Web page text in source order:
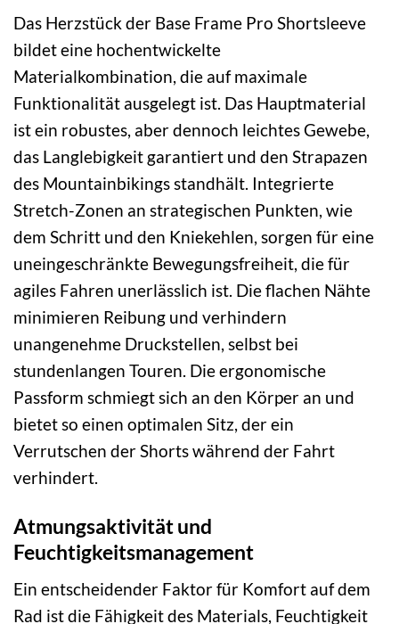
Das Herzstück der Base Frame Pro Shortsleeve
bildet eine hochentwickelte
Materialkombination, die auf maximale
Funktionalität ausgelegt ist. Das Hauptmaterial
ist ein robustes, aber dennoch leichtes Gewebe,
das Langlebigkeit garantiert und den Strapazen
des Mountainbikings standhält. Integrierte
Stretch-Zonen an strategischen Punkten, wie
dem Schritt und den Kniekehlen, sorgen für eine
uneingeschränkte Bewegungsfreiheit, die für
agiles Fahren unerlässlich ist. Die flachen Nähte
minimieren Reibung und verhindern
unangenehme Druckstellen, selbst bei
stundenlangen Touren. Die ergonomische
Passform schmiegt sich an den Körper an und
bietet so einen optimalen Sitz, der ein
Verrutschen der Shorts während der Fahrt
verhindert.
Atmungsaktivität und
Feuchtigkeitsmanagement
Ein entscheidender Faktor für Komfort auf dem
Rad ist die Fähigkeit des Materials, Feuchtigkeit